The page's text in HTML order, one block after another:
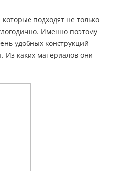
подходят не только
Именно поэтому
удобных конструкций
Из каких материалов они